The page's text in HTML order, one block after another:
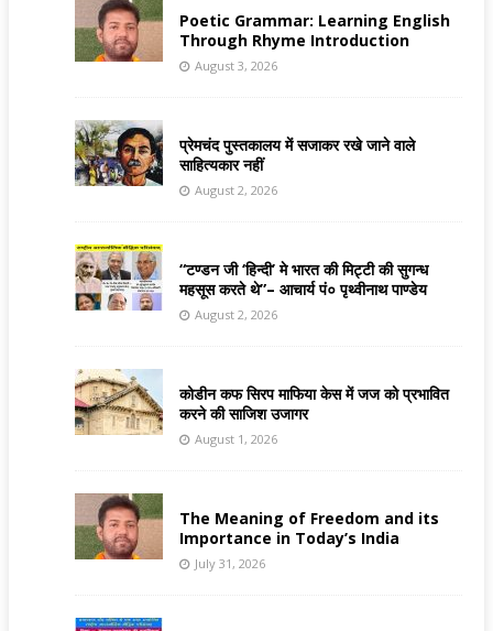
Poetic Grammar: Learning English
Through Rhyme Introduction
August 3, 2026
प्रेमचंद पुस्तकालय में सजाकर रखे जाने वाले
साहित्यकार नहीं
August 2, 2026
“टण्डन जी ‘हिन्दी’ मे भारत की मिट्टी की सुगन्ध
महसूस करते थे”– आचार्य पं० पृथ्वीनाथ पाण्डेय
August 2, 2026
कोडीन कफ सिरप माफिया केस में जज को प्रभावित
करने की साजिश उजागर
August 1, 2026
The Meaning of Freedom and its
Importance in Today’s India
July 31, 2026